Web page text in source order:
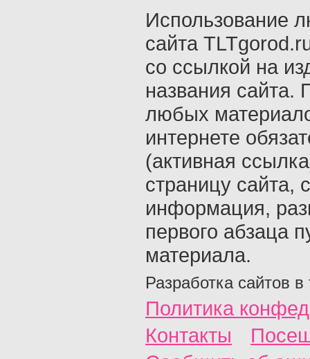
Использование
сайта
со ссылкой на
названия сайта.
любых
интернете
(активная
страницу сайта,
информация,
первого абзаца
материала.
Разработка сайтов в
Политика
Контакты